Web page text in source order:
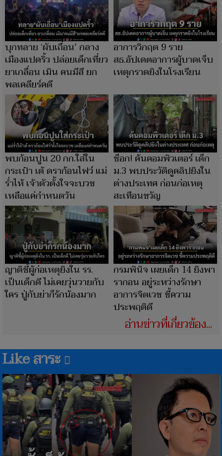
บุกทลาย ‘ผับเถื่อน’ กลาง
เมืองแปดริ้ว ปล่อยเด็กเที่ยว
ยาเกลื่อน เมิน คนมีสี ยก
พลเคลียร์คดี
อาการวิกฤต 9 ราย
สธ.อัปเดตอาการผู้บาดเจ็บ
เหตุกราดยิงในโรงเรียน
พบก้อนปูน 20 กก.ใส่ใน
กระเป๋า เต้ ดราก้อนไฟว์ แม่
ร่ำไห้ เจ้าตัวตั้งใจจะบวช
เหลือแค่กำหนดวัน
ช็อก! ค้นคอมพิวเตอร์ เด็ก
ม.3 พบประวัติดูคลิปยิงใน
ต่างประเทศ ก่อนก่อเหตุ
สะเทือนขวัญ
ญาติชี้ผู้ก่อเหตุยิงใน รร.
เป็นเด็กดี ไม่เคยวุ่นวายกับ
ใคร ปู่กับย่าก็รักน้องมาก
กรมพินิจ เผยเด็ก 14 ยิงพา
รากอน อยู่ระหว่างรักษา
อาการจิตเวช ชี้ความ
ประพฤติดี
อ่านข่าวที่เกี่ยวข้อง...
Like สาระ
Previous